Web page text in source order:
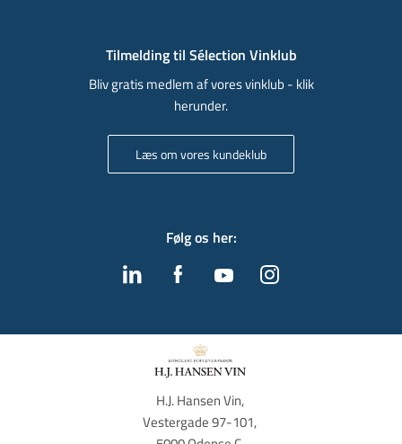
Tilmelding til Sélection Vinklub
Bliv gratis medlem af vores vinklub - klik
herunder.
Læs om vores kundeklub
Følg os her:
H.J. Hansen Vin,
Vestergade 97-101,